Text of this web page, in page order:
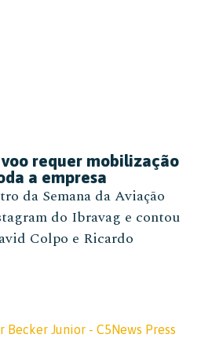
requer mobilização
a empresa
da Semana da Aviação
do Ibravag e contou
Colpo e Ricardo